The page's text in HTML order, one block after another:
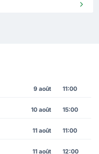
9 août 11:00
10 août 15:00
11 août 11:00
11 août 12:00